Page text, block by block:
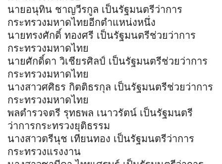
นายอนุทิน ชาญวีรกูล เป็นรัฐมนตรีว่าการ
กระทรวงมหาดไทยอีกตำแหน่งหนึ่ง
นายทรงศักดิ์ ทองศรี เป็นรัฐมนตรีช่วยว่าการ
กระทรวงมหาดไทย
นายศักดิ์ดา วิเชียรศิลป์ เป็นรัฐมนตรีช่วยว่าการ
กระทรวงมหาดไทย
นางสาวศศิธร กิตติธรกุล เป็นรัฐมนตรีช่วยว่าการ
กระทรวงมหาดไทย
พลตำรวจตรี รุทธพล เนาวรัตน์ เป็นรัฐมนตรี
ว่าการกระทรวงยุติธรรม
นางสาวตรีนุช เทียนทอง เป็นรัฐมนตรีว่าการ
กระทรวงแรงงาน